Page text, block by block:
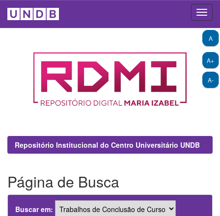
A+
A-
A
Repositório Institucional do Centro Universitário UNDB
Página de Busca
Buscar em: